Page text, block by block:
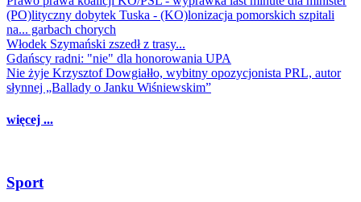
(PO)lityczny dobytek Tuska - (KO)lonizacja pomorskich szpitali
na... garbach chorych
Włodek Szymański zszedł z trasy...
Gdańscy radni: "nie" dla honorowania UPA
Nie żyje Krzysztof Dowgiałło, wybitny opozycjonista PRL, autor
słynnej „Ballady o Janku Wiśniewskim”
więcej ...
Sport